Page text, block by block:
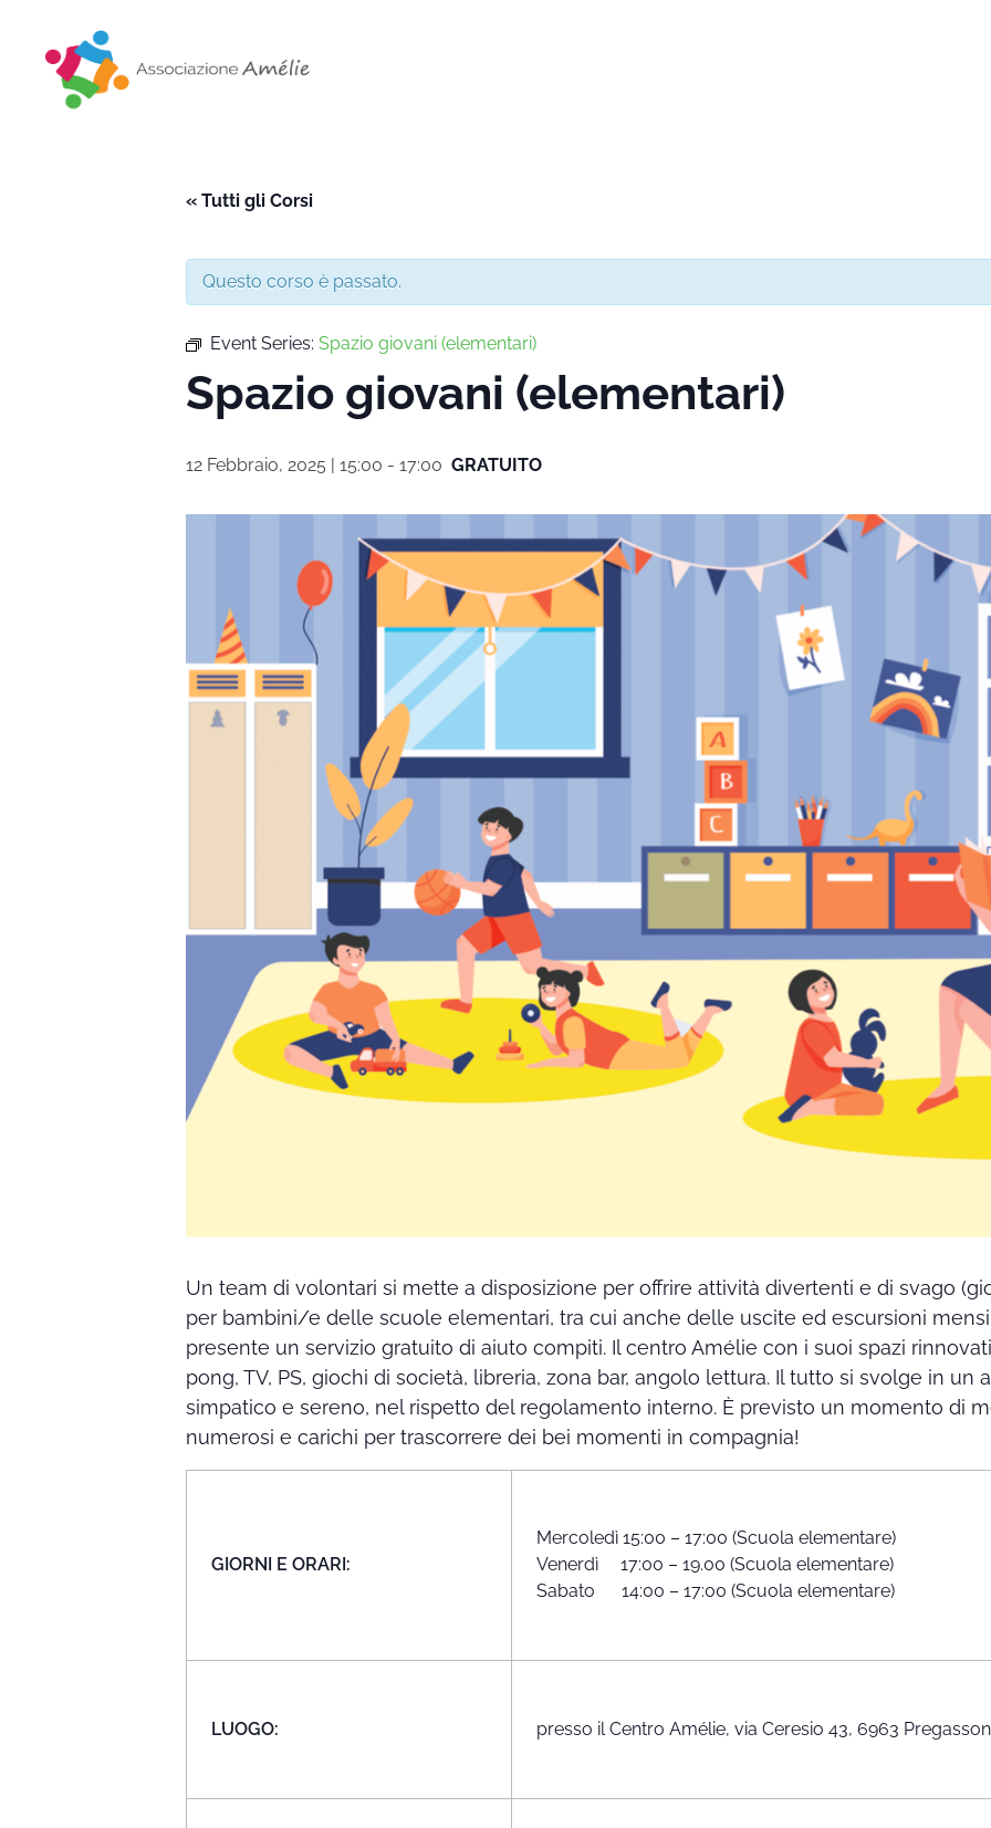
« Tutti gli Corsi
Questo corso è passato.
Event Series: Spazio giovani (elementari)
Spazio giovani (elementari)
12 Febbraio, 2025 | 15:00 - 17:00 GRATUITO
Un team di volontari si mette a disposizione per offrire attività divertenti e di svago
per bambini/e delle scuole elementari, tra cui anche delle uscite ed escursioni
presente un servizio gratuito di aiuto compiti. Il centro Amélie con i suoi spazi
pong, TV, PS, giochi di società, libreria, zona bar, angolo lettura. Il tutto si svolge in
simpatico e sereno, nel rispetto del regolamento interno. È previsto un momento di
numerosi e carichi per trascorrere dei bei momenti in compagnia!
GIORNI E ORARI:
Mercoledì 15:00 – 17:00 (Scuola elementare)
Venerdì 17:00 – 19.00 (Scuola elementare)
Sabato 14:00 – 17:00 (Scuola elementare)
LUOGO: presso il Centro Amélie, via Ceresio 43, 6963